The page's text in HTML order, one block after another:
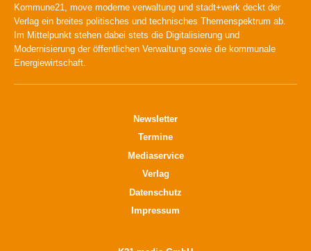
Kommune21, move moderne verwaltung und stadt+werk deckt der
Verlag ein breites politisches und technisches Themenspektrum ab.
Im Mittelpunkt stehen dabei stets die Digitalisierung und
Modernisierung der öffentlichen Verwaltung sowie die kommunale
Energiewirtschaft.
Newsletter
Termine
Mediaservice
Verlag
Datenschutz
Impressum